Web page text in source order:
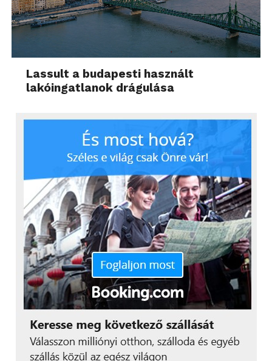
Lassult a budapesti használt
lakóingatlanok drágulása